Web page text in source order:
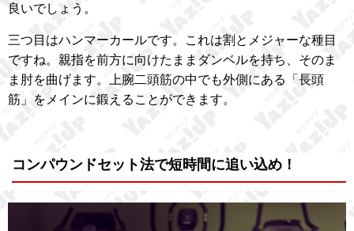
良いでしょう。
三つ目はハンマーカールです。これは割とメジャーな種目
ですね。親指を前方に向けたままダンベルを持ち、そのま
ま肘を曲げます。上腕二頭筋の中でも外側にある「長頭
筋」をメインに鍛えることができます。
コンパウンドセット法で短時間に追い込め！